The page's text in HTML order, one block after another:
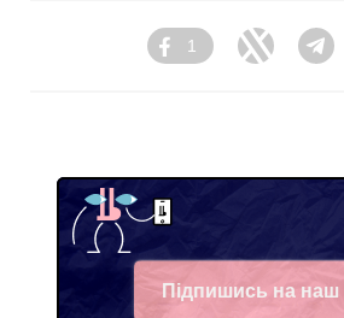
Facebook
1
Twitter
Підпишись на наш
Facebook